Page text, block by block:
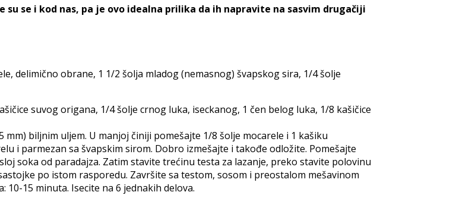
se i kod nas, pa je ovo idealna prilika da ih napravite na sasvim drugačiji
delimično obrane, 1 1/2 šolja mladog (nemasnog) švapskog sira, 1/4 šolje
suvog origana, 1/4 šolje crnog luka, iseckanog, 1 čen belog luka, 1/8 kašičice
biljnim uljem. U manjoj činiji pomešajte 1/8 šolje mocarele i 1 kašiku
i parmezan sa švapskim sirom. Dobro izmešajte i takođe odložite. Pomešajte
soka od paradajza. Zatim stavite trećinu testa za lazanje, preko stavite polovinu
po istom rasporedu. Završite sa testom, sosom i preostalom mešavinom
15 minuta. Isecite na 6 jednakih delova.